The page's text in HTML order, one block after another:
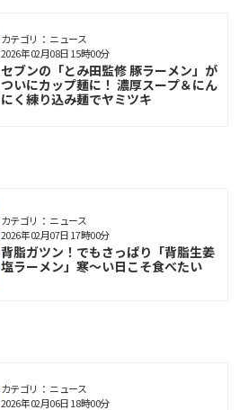
カテゴリ： ニュース
セブンの「とみ田監修 豚ラーメン」が
ついにカップ麺に！ 濃厚スープ＆にん
にく練り込み麺でヤミツキ
2026年02月08日 15時00分
カテゴリ： ニュース
背脂ガツン！でもさっぱり「背脂生姜
塩ラーメン」寒〜い日こそ食べたい
2026年02月07日 17時00分
カテゴリ： ニュース
2026年02月06日 18時00分